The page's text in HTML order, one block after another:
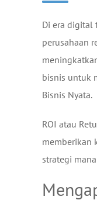
Di era digital
perusahaan
bisnis untuk
Bisnis Nyata.
ROI atau
memberikan
strategi